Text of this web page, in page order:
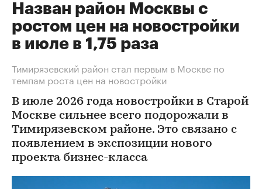
Назван район Москвы с
ростом цен на новостройки
в июле в 1,75 раза
Тимирязевский район стал первым в Москве по
темпам роста цен на новостройки
В июле 2026 года новостройки в Старой
Москве сильнее всего подорожали в
Тимирязевском районе. Это связано с
появлением в экспозиции нового
проекта бизнес-класса